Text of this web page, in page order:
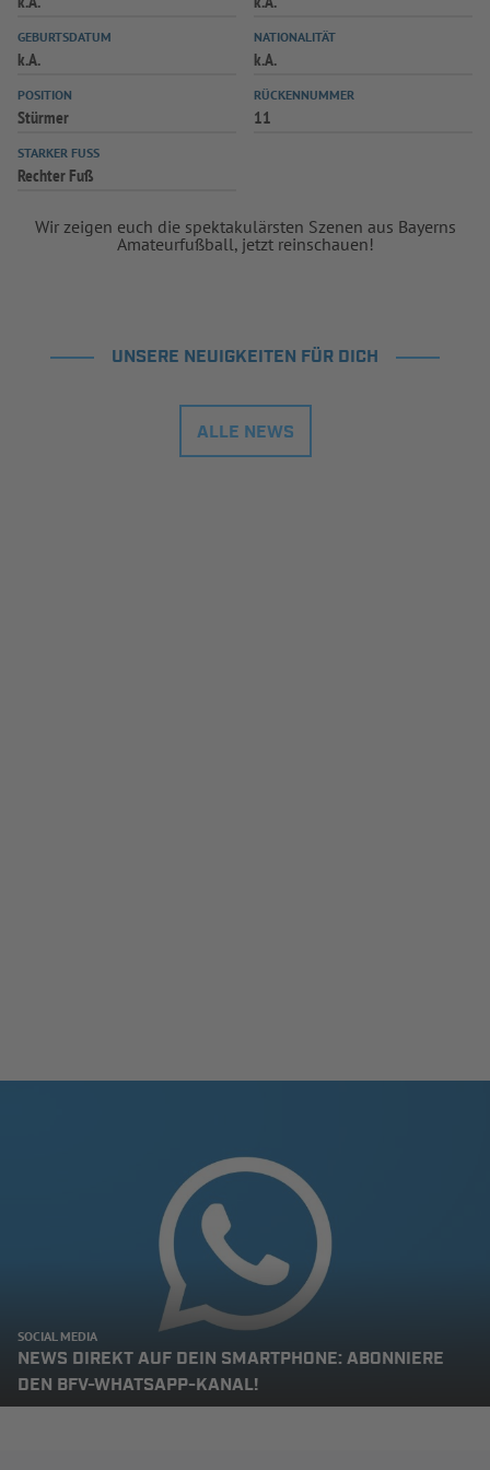
SPIELPLUS
GEBURTSDATUM
k.A.
NATIONALITÄT
k.A.
POSITION
Stürmer
RÜCKENNUMMER
11
STARKER FUSS
Rechter Fuß
Wir zeigen euch die spektakulärsten Szenen aus Bayerns
Amateurfußball, jetzt reinschauen!
UNSERE NEUIGKEITEN FÜR DICH
ALLE NEWS
SOCIAL MEDIA
NEWS DIREKT AUF DEIN SMARTPHONE: ABONNIERE
DEN BFV-WHATSAPP-KANAL!